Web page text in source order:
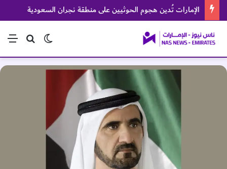
الإمارات تُدين هجوم الحوثيين على منطقة نجران السعودية
بحث عن
الوضع المظلم